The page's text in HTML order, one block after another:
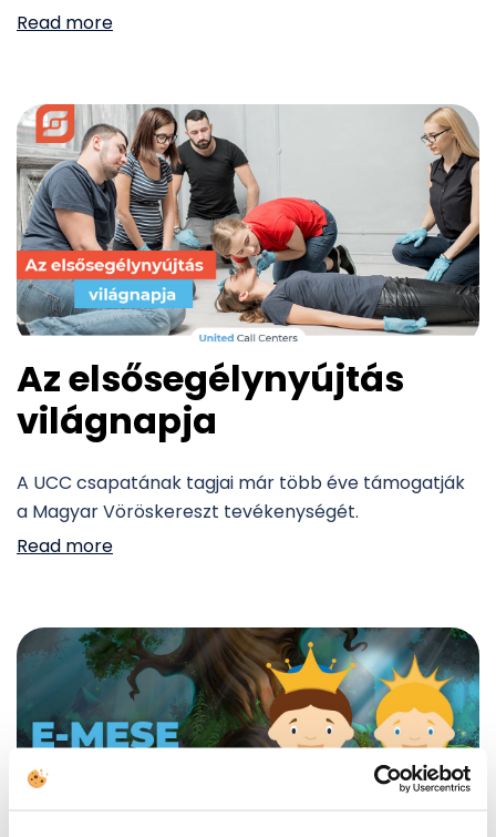
Read more
Az elsősegélynyújtás
világnapja
A UCC csapatának tagjai már több éve támogatják
a Magyar Vöröskereszt tevékenységét.
Read more